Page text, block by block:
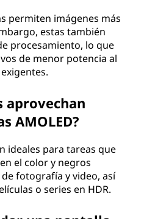
permiten imágenes más
estas también
procesamiento, lo que
de menor potencia al
aprovechan
AMOLED?
ideales para tareas que
el color y negros
fotografía y video, así
o series en HDR.